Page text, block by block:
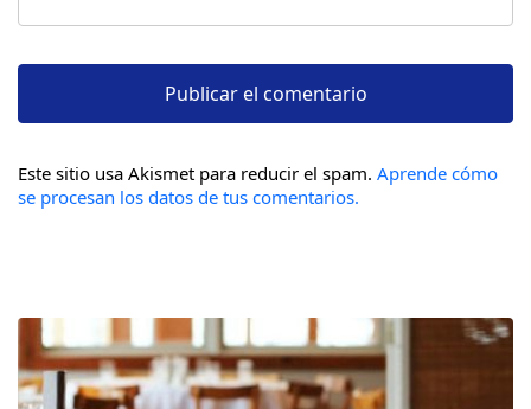
Este sitio usa Akismet para reducir el spam. Aprende cómo
se procesan los datos de tus comentarios.